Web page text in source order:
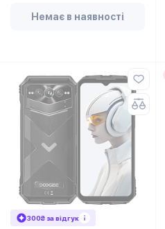
Немає в наявності
300₴ за відгук